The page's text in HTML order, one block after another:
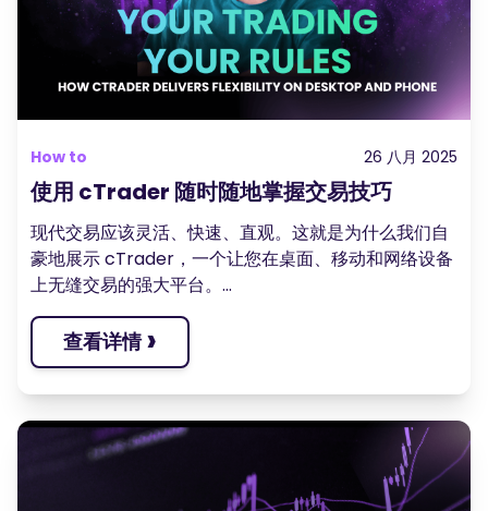
How to 26 八月 2025
使用 cTrader 随时随地掌握交易技巧
现代交易应该灵活、快速、直观。这就是为什么我们自
豪地展示 cTrader，一个让您在桌面、移动和网络设备
上无缝交易的强大平台。...
查看详情 ›